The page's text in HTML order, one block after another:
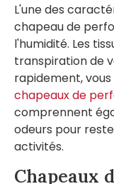
L'une des
chapeau de
l'humidité. Les
transpiration de
rapidement,
chapeaux de
comprennent
odeurs pour
activités.
Chapeaux